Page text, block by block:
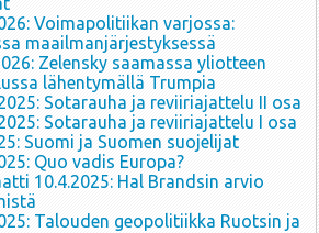
Voimapolitiikan varjossa:
maailmanjärjestyksessä
Zelensky saamassa yliotteen
lähentymällä Trumpia
Sotarauha ja reviiriajattelu II osa
Sotarauha ja reviiriajattelu I osa
Suomi ja Suomen suojelijat
Quo vadis Europa?
10.4.2025: Hal Brandsin arvio
Talouden geopolitiikka Ruotsin ja